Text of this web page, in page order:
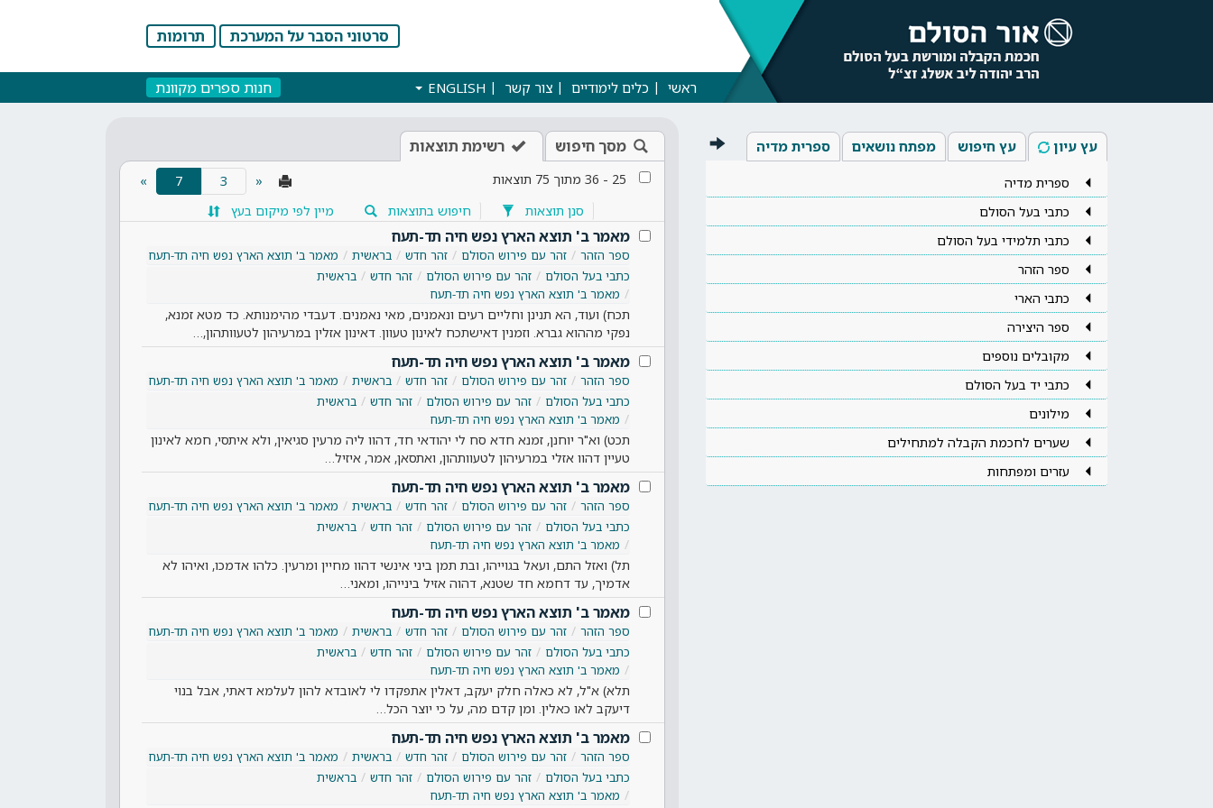
סרטוני הסבר על המערכת תרומות
ראשי כלים לימודיים צור קשר ENGLISH חנות ספרים מקוונת
עץ עיון עץ חיפוש מפתח נושאים ספרית מדיה
ספרית מדיה
כתבי בעל הסולם
כתבי תלמידי בעל הסולם
ספר הזהר
כתבי הארי
ספר היצירה
מקובלים נוספים
כתבי יד בעל הסולם
מילונים
שערים לחכמת הקבלה למתחילים
עזרים ומפתחות
מסך חיפוש רשימת תוצאות
25
-
36 מתוך 75 תוצאות «
7
»
סנן תוצאות
חיפוש בתוצאות מיין לפי מיקום בעץ
מאמר ב' תוצא הארץ נפש חיה תד-תעח
ספר הזהר זהר עם פירוש הסולם זהר חדש בראשית
מאמר ב' תוצא הארץ נפש חיה תד-תעח
כתבי בעל הסולם
זהר עם פירוש הסולם זהר חדש
בראשית
מאמר ב' תוצא הארץ נפש חיה תד-תעח
תכח) ועוד, הא תנינן וחליים רעים ונאמנים, מאי נאמנים. דעבדי מהימנותא. כד מטא זמנא,
נפקי מההוא גברא. וזמנין דאישתכח לאינון טעוון. דאינון אזלין במרעיהון לטעוותהון,…
מאמר ב' תוצא הארץ נפש חיה תד-תעח
ספר הזהר זהר עם פירוש הסולם זהר חדש בראשית
מאמר ב' תוצא הארץ נפש חיה תד-תעח
כתבי בעל הסולם
זהר עם פירוש הסולם זהר חדש
בראשית
מאמר ב' תוצא הארץ נפש חיה תד-תעח
תכט) וא"ר יוחנן, זמנא חדא סח לי יהודאי חד, דהוו ליה מרעין סגיאין, ולא איתסי, חמא לאינון
טעיין דהוו אזלי במרעיהון לטעוותהון, ואתסאן, אמר, איזיל…
מאמר ב' תוצא הארץ נפש חיה תד-תעח
ספר הזהר זהר עם פירוש הסולם זהר חדש בראשית
מאמר ב' תוצא הארץ נפש חיה תד-תעח
כתבי בעל הסולם
זהר עם פירוש הסולם זהר חדש
בראשית
מאמר ב' תוצא הארץ נפש חיה תד-תעח
תל) ואזל התם, ועאל בגוייהו, ובת תמן ביני אינשי דהוו מחיין ומרעין. כלהו אדמכו, ואיהו לא
אדמיך, עד דחמא חד שטנא, דהוה אזיל בינייהו, ומאני…
מאמר ב' תוצא הארץ נפש חיה תד-תעח
ספר הזהר זהר עם פירוש הסולם זהר חדש בראשית
מאמר ב' תוצא הארץ נפש חיה תד-תעח
כתבי בעל הסולם
זהר עם פירוש הסולם זהר חדש
בראשית
מאמר ב' תוצא הארץ נפש חיה תד-תעח
תלא) א"ל, לא כאלה חלק יעקב, דאלין אתפקדו לי לאובדא להון לעלמא דאתי, אבל בנוי
דיעקב לאו כאלין. ומן קדם מה, על כי יוצר הכל…
מאמר ב' תוצא הארץ נפש חיה תד-תעח
ספר הזהר זהר עם פירוש הסולם זהר חדש בראשית
מאמר ב' תוצא הארץ נפש חיה תד-תעח
כתבי בעל הסולם
זהר עם פירוש הסולם זהר חדש
בראשית
מאמר ב' תוצא הארץ נפש חיה תד-תעח